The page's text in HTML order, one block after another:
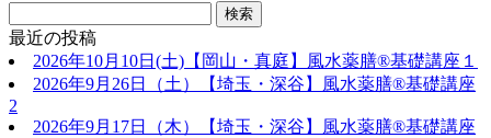
最近の投稿
2026年10月10日(土)【岡山・真庭】風水薬膳®基礎講座１
2026年9月26日（土）【埼玉・深谷】風水薬膳®基礎講座
2
2026年9月17日（木）【埼玉・深谷】風水薬膳®基礎講座